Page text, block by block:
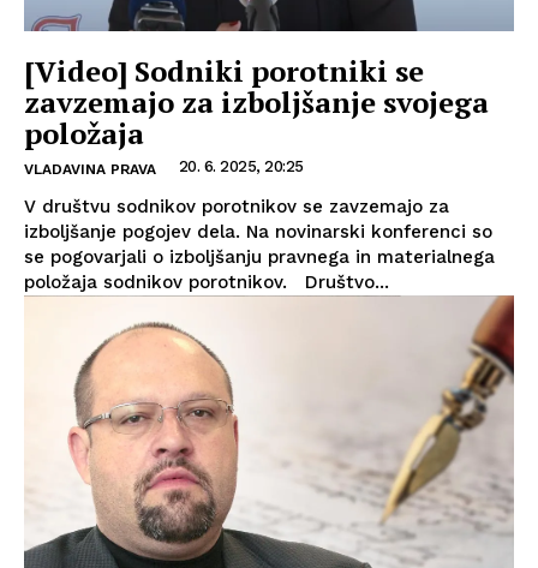
[Video] Sodniki porotniki se
zavzemajo za izboljšanje svojega
položaja
VLADAVINA PRAVA 20. 6. 2025, 20:25
V društvu sodnikov porotnikov se zavzemajo za
izboljšanje pogojev dela. Na novinarski konferenci so
se pogovarjali o izboljšanju pravnega in materialnega
položaja sodnikov porotnikov. Društvo...